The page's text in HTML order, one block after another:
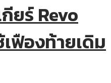
ยร์ Revo
เฟืองท้ายเดิม